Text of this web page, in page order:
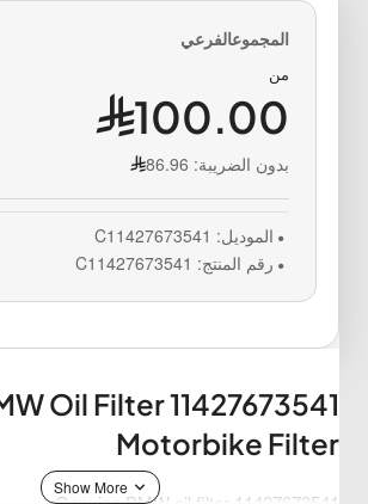
من
100.00
بدون الضريبة: 86.96
الموديل: C11427673541
رقم المنتج: C11427673541
Oil Filter 11427673541
Motorbike Filter